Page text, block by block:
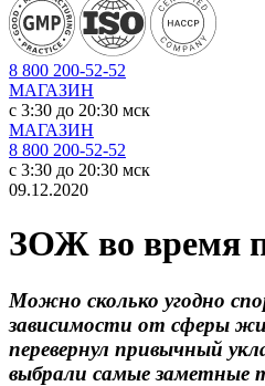
8 800 200-52-52
МАГАЗИН
c 3:30 до 20:30 мск
МАГАЗИН
8 800 200-52-52
c 3:30 до 20:30 мск
09.12.2020
ЗОЖ во время
Можно сколько угодно
зависимости от сферы
перевернул привычный
выбрали самые заметные